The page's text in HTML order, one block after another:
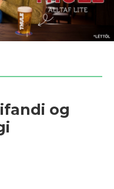
og